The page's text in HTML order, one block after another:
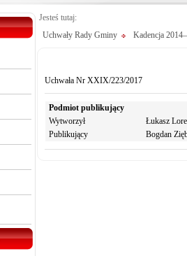
Jesteś tutaj:
Uchwały Rady Gminy
Kadencja
Uchwała Nr XXIX/223/2017
Podmiot publikujący
Wytworzył
Łukasz
Publikujący
Bogdan